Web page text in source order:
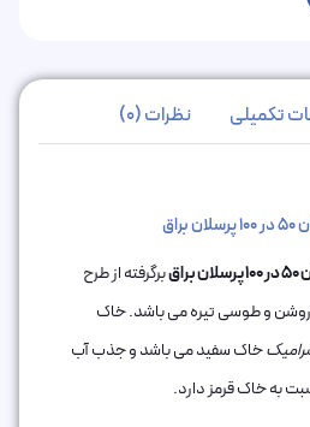
تکمیلی نظرات (0)
برگرفته از طرح
و طوسی تیره می باشد. خاک
خاک سفید می باشد و جذب آب
به خاک قرمز دارد.